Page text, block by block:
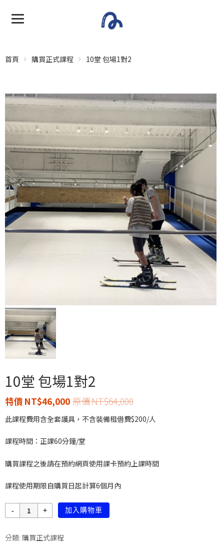
首頁 購買正式課程 10堂 包場1對2
10堂 包場1對2
NT$64,000
NT$46,000
此課程費用含全套護具，不含裝備租借費$200/人
課程時間：正課60分鐘/堂
購買課程之後請在預約網頁使用課卡預約上課時間
課程使用期限自購買日起計算6個月內
量
加入購物車
分類: 購買正式課程